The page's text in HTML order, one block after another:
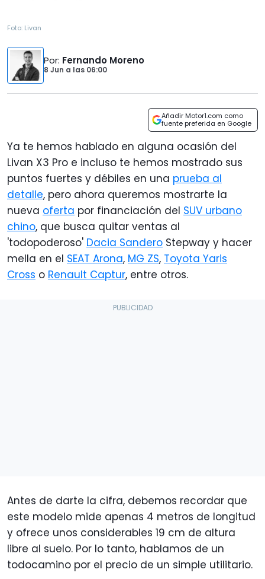
Foto: Livan
Por: Fernando Moreno
8 Jun a las 06:00
Añadir Motor1.com como
fuente preferida en Google
Ya te hemos hablado en alguna ocasión del
Livan X3 Pro e incluso te hemos mostrado sus
puntos fuertes y débiles en una prueba al
detalle, pero ahora queremos mostrarte la
nueva oferta por financiación del SUV urbano
chino, que busca quitar ventas al
'todopoderoso' Dacia Sandero Stepway y hacer
mella en el SEAT Arona, MG ZS, Toyota Yaris
Cross o Renault Captur, entre otros.
Antes de darte la cifra, debemos recordar que
este modelo mide apenas 4 metros de longitud
y ofrece unos considerables 19 cm de altura
libre al suelo. Por lo tanto, hablamos de un
todocamino por el precio de un simple utilitario.